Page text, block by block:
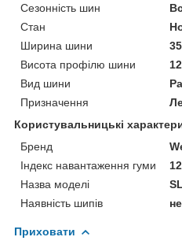
Сезонність шин
Стан
Ширина шини
Висота профілю шини
Вид шини
Призначення
Користувальницькі
Бренд
Індекс навантаження гуми
Назва моделі
Наявність шипів
Приховати